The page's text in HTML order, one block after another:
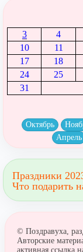
3
4
10
11
17
18
24
25
31
Октябрь
Апрель
Праздники
Что подарить
© Поздравуха,
Авторские
активная ссылка